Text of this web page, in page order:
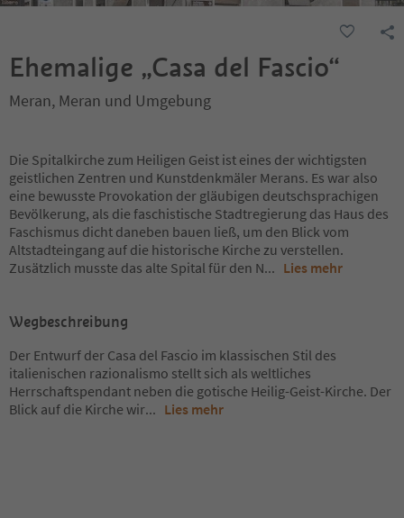
Ehemalige „Casa del Fascio“
Meran, Meran und Umgebung
Die Spitalkirche zum Heiligen Geist ist eines der wichtigsten
geistlichen Zentren und Kunstdenkmäler Merans. Es war also
eine bewusste Provokation der gläubigen deutschsprachigen
Bevölkerung, als die faschistische Stadtregierung das Haus des
Faschismus dicht daneben bauen ließ, um den Blick vom
Altstadteingang auf die historische Kirche zu verstellen.
Zusätzlich musste das alte Spital für den N... Lies mehr
Wegbeschreibung
Der Entwurf der Casa del Fascio im klassischen Stil des
italienischen razionalismo stellt sich als weltliches
Herrschaftspendant neben die gotische Heilig-Geist-Kirche. Der
Blick auf die Kirche wir... Lies mehr